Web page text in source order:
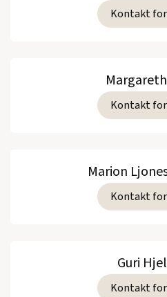
Kontakt
Kontakt
Marion
Kontakt
Guri
Kontakt